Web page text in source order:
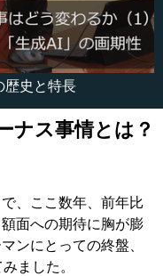
歴史と特長
ナス事情とは？
、ここ数年、前年比
面への期待に胸が膨
ンにとっての終盤、
ました。